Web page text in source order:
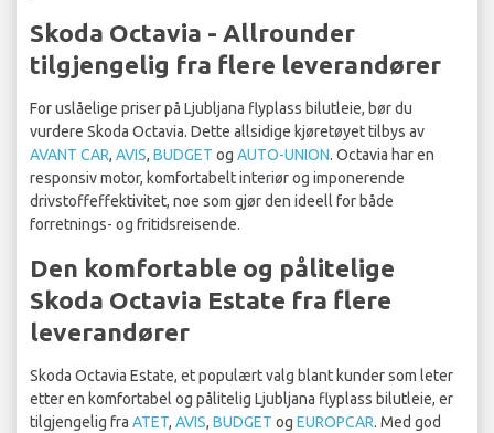
Skoda Octavia - Allrounder
tilgjengelig fra flere leverandører
For uslåelige priser på Ljubljana flyplass bilutleie, bør du
vurdere Skoda Octavia. Dette allsidige kjøretøyet tilbys av
AVANT CAR, AVIS, BUDGET og AUTO-UNION. Octavia har en
responsiv motor, komfortabelt interiør og imponerende
drivstoffeffektivitet, noe som gjør den ideell for både
forretnings- og fritidsreisende.
Den komfortable og pålitelige
Skoda Octavia Estate fra flere
leverandører
Skoda Octavia Estate, et populært valg blant kunder som leter
etter en komfortabel og pålitelig Ljubljana flyplass bilutleie, er
tilgjengelig fra ATET, AVIS, BUDGET og EUROPCAR. Med god